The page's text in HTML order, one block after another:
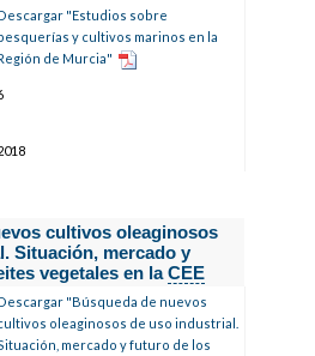
"Estudios sobre
y cultivos marinos en la
de Murcia"
cultivos oleaginosos
Situación, mercado y
vegetales en laCEE
"Búsqueda de nuevos
oleaginosos de uso industrial.
mercado y futuro de los